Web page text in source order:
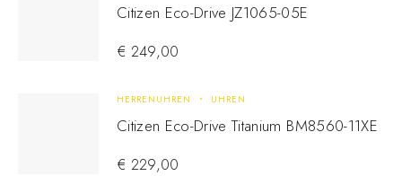
Citizen Eco-Drive JZ1065-05E
€ 249,00
HERRENUHREN UHREN
Citizen Eco-Drive Titanium BM8560-11XE
€ 229,00